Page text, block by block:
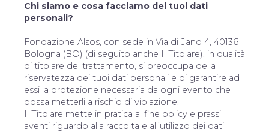
Chi siamo e cosa facciamo dei tuoi dati
personali?
Fondazione Alsos, con sede in Via di Jano 4, 40136
Bologna (BO) (di seguito anche Il Titolare), in qualità
di titolare del trattamento, si preoccupa della
riservatezza dei tuoi dati personali e di garantire ad
essi la protezione necessaria da ogni evento che
possa metterli a rischio di violazione.
Il Titolare mette in pratica al fine policy e prassi
aventi riguardo alla raccolta e all’utilizzo dei dati